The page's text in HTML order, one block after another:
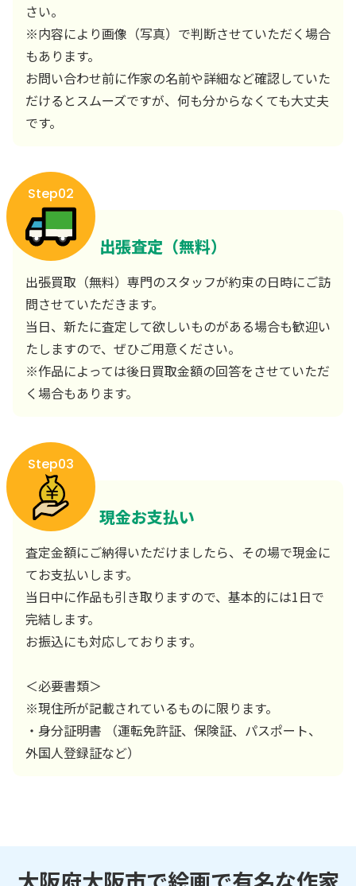
さい。
※内容により画像（写真）で判断させていただく場合
もあります。
お問い合わせ前に作家の名前や詳細など確認していた
だけるとスムーズですが、何も分からなくても大丈夫
です。
Step02
出張査定（無料）
出張買取（無料）専門のスタッフが約束の日時にご訪
問させていただきます。
当日、新たに査定して欲しいものがある場合も歓迎い
たしますので、ぜひご用意ください。
※作品によっては後日買取金額の回答をさせていただ
く場合もあります。
Step03
現金お支払い
査定金額にご納得いただけましたら、その場で現金に
てお支払いします。
当日中に作品も引き取りますので、基本的には1日で
完結します。
お振込にも対応しております。
＜必要書類＞
※現住所が記載されているものに限ります。
・身分証明書 （運転免許証、保険証、パスポート、
外国人登録証など）